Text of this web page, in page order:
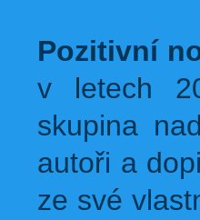
Pozitivní
v letech
skupina
autoři a
ze své